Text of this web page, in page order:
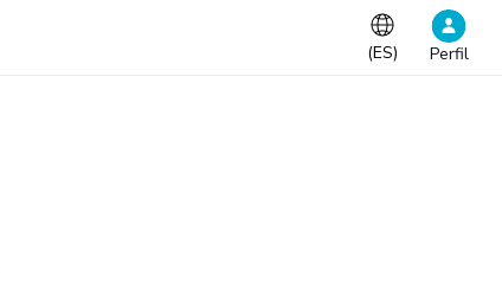
(ES) Perfil